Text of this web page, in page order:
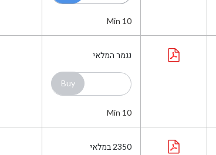
Min 10
נגמר המלאי
Min 10
2350 במלאי